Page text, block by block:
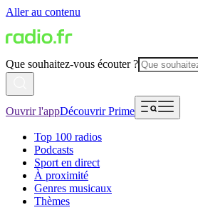
Aller au contenu
Que souhaitez-vous écouter ?
Ouvrir l'appDécouvrir Prime
Top 100 radios
Podcasts
Sport en direct
À proximité
Genres musicaux
Thèmes